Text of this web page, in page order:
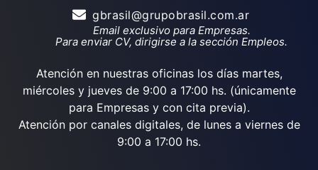
gbrasil@grupobrasil.com.ar
Email exclusivo para Empresas.
Para enviar CV, dirigirse a la sección Empleos.
Atención en nuestras oficinas los días martes,
miércoles y jueves de 9:00 a 17:00 hs. (únicamente
para Empresas y con cita previa).
Atención por canales digitales, de lunes a viernes de
9:00 a 17:00 hs.